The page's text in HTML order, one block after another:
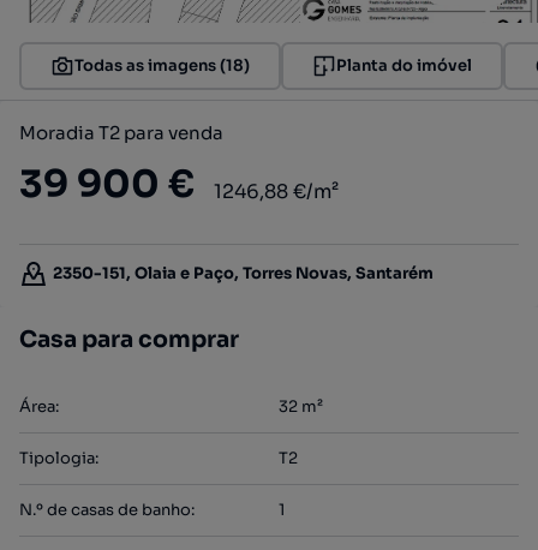
Todas as imagens (18) Planta do imóvel
Moradia T2 para venda
39 900 € 1246,88 €/m²
2350-151, Olaia e Paço, Torres Novas, Santarém
Casa para comprar
Área: 32 m²
Tipologia: T2
N.º de casas de banho: 1